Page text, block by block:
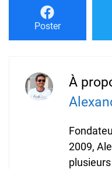
Poster
À
2009,